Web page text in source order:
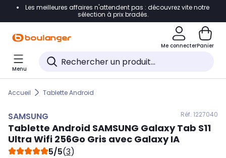
Accéder directement à la navigation
Accéder directement au pied de page
Accéder directement au chatbot
Les meilleures affaires n'attendent pas : découvrez vite notre
sélection à prix bradés.
Me connecterPanier
Menu
Accueil Tablette Android
SAMSUNG Réf. 1227040
Tablette Android SAMSUNG Galaxy Tab S11
Ultra Wifi 256Go Gris avec Galaxy IA
5/5(3)